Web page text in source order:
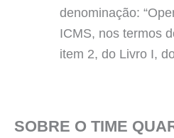
denominação:
ICMS, nos termos
item 2, do Livro I,
SOBRE O TIME